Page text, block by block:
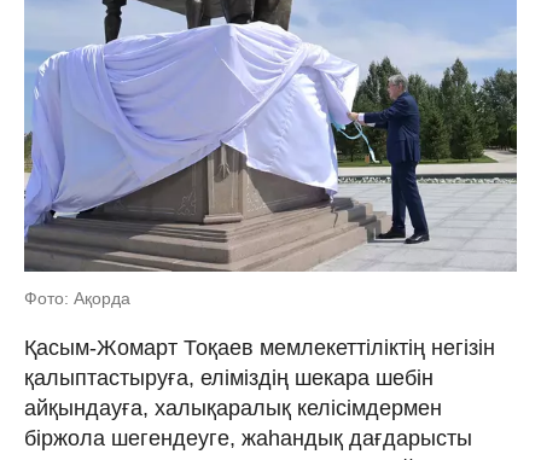
Фото: Ақорда
Қасым-Жомарт Тоқаев мемлекеттіліктің негізін
қалыптастыруға, еліміздің шекара шебін
айқындауға, халықаралық келісімдермен
біржола шегендеуге, жаһандық дағдарысты